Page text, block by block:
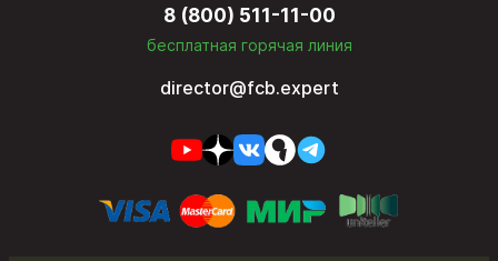
8 (800) 511-11-00
бесплатная горячая линия
director@fcb.expert